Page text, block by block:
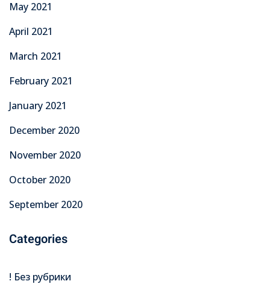
May 2021
April 2021
March 2021
February 2021
January 2021
December 2020
November 2020
October 2020
September 2020
Categories
! Без рубрики